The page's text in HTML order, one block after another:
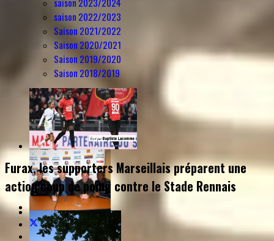
saison 2022/2023
Saison 2021/2022
Saison 2020/2021
Saison 2019/2020
Saison 2018/2019
Furax, les supporters Marseillais préparent une
action coup de poing contre le Stade Rennais